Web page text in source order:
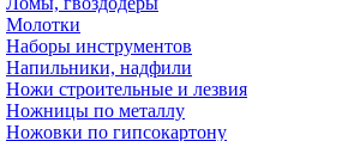
Молотки
Наборы инструментов
Напильники, надфили
Ножи строительные и лезвия
Ножницы по металлу
Ножовки по гипсокартону